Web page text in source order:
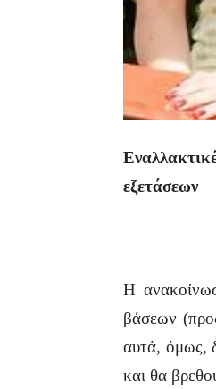
εξετάσεων
Η
βάσεων
αυτά, όμως,
και θα